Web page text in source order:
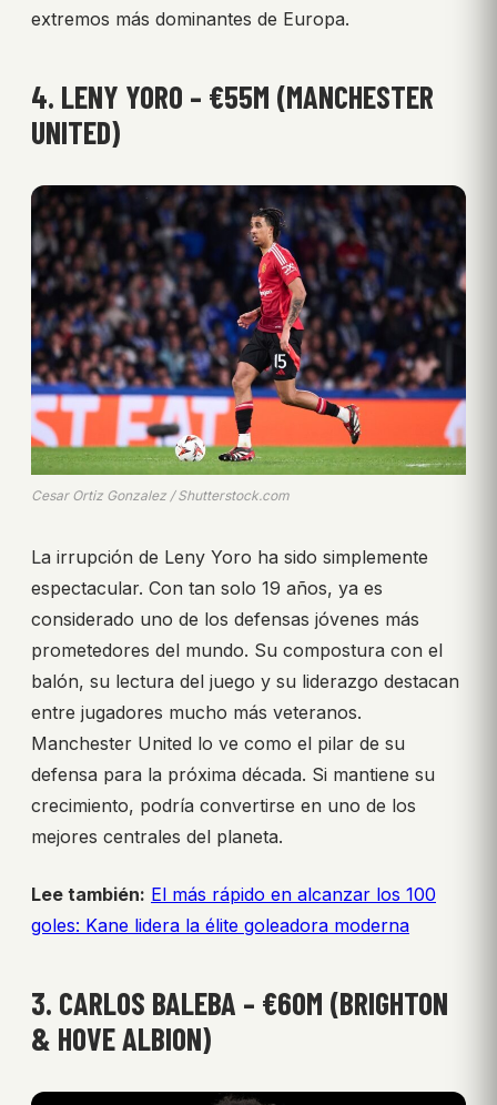
extremos más dominantes de Europa.
4. LENY YORO – €55M (MANCHESTER
UNITED)
Cesar Ortiz Gonzalez / Shutterstock.com
La irrupción de Leny Yoro ha sido simplemente
espectacular. Con tan solo 19 años, ya es
considerado uno de los defensas jóvenes más
prometedores del mundo. Su compostura con el
balón, su lectura del juego y su liderazgo destacan
entre jugadores mucho más veteranos.
Manchester United lo ve como el pilar de su
defensa para la próxima década. Si mantiene su
crecimiento, podría convertirse en uno de los
mejores centrales del planeta.
Lee también: El más rápido en alcanzar los 100
goles: Kane lidera la élite goleadora moderna
3. CARLOS BALEBA – €60M (BRIGHTON
& HOVE ALBION)